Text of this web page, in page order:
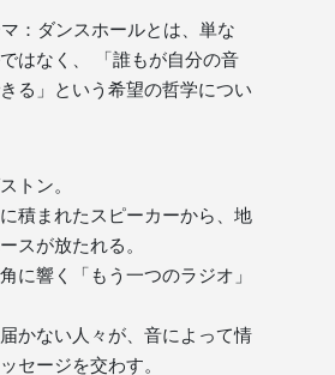
：ダンスホールとは、単な
はなく、 「誰もが自分の音
る」という希望の哲学につい
トン。
積まれたスピーカーから、地
スが放たれる。
に響く「もう一つのラジオ」
かない人々が、音によって情
セージを交わす。